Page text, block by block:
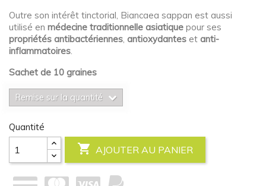
Outre son intérêt tinctorial, Biancaea sappan est aussi
utilisé en médecine traditionnelle asiatique pour ses
propriétés antibactériennes, antioxydantes et anti-
inflammatoires.
Sachet de 10 graines
Remise sur la quantité
Quantité
 AJOUTER AU PANIER